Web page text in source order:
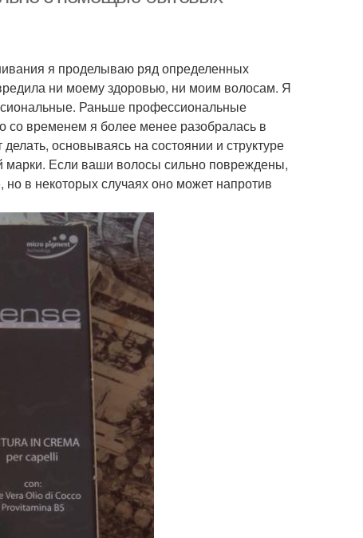
я проделываю ряд определенных
ни моему здоровью, ни моим волосам. Я
Раньше профессиональные
со временем я более менее разобралась в
основываясь на состоянии и структуре
марки. Если ваши волосы сильно повреждены,
в некоторых случаях оно может напротив